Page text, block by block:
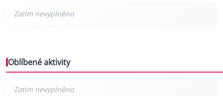
Oblíbené aktivity